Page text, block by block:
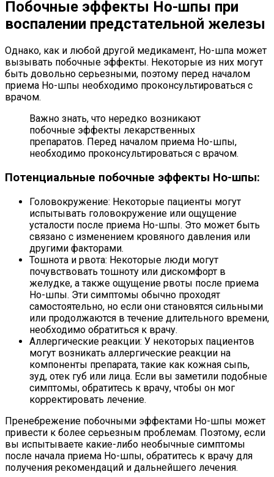
Побочные эффекты Но-шпы при
воспалении предстательной железы
Однако, как и любой другой медикамент, Но-шпа может
вызывать побочные эффекты. Некоторые из них могут
быть довольно серьезными, поэтому перед началом
приема Но-шпы необходимо проконсультироваться с
врачом.
Важно знать, что нередко возникают
побочные эффекты лекарственных
препаратов. Перед началом приема Но-шпы,
необходимо проконсультироваться с врачом.
Потенциальные побочные эффекты Но-шпы:
Головокружение: Некоторые пациенты могут
испытывать головокружение или ощущение
усталости после приема Но-шпы. Это может быть
связано с изменением кровяного давления или
другими факторами.
Тошнота и рвота: Некоторые люди могут
почувствовать тошноту или дискомфорт в
желудке, а также ощущение рвоты после приема
Но-шпы. Эти симптомы обычно проходят
самостоятельно, но если они становятся сильными
или продолжаются в течение длительного времени,
необходимо обратиться к врачу.
Аллергические реакции: У некоторых пациентов
могут возникать аллергические реакции на
компоненты препарата, такие как кожная сыпь,
зуд, отек губ или лица. Если вы заметили подобные
симптомы, обратитесь к врачу, чтобы он мог
корректировать лечение.
Пренебрежение побочными эффектами Но-шпы может
привести к более серьезным проблемам. Поэтому, если
вы испытываете какие-либо необычные симптомы
после начала приема Но-шпы, обратитесь к врачу для
получения рекомендаций и дальнейшего лечения.